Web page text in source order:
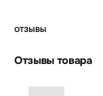
ОТЗЫВЫ
Отзывы товара